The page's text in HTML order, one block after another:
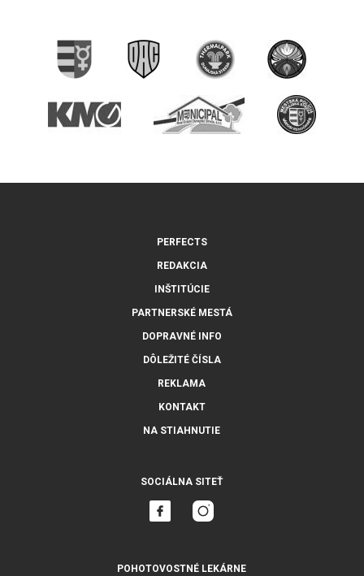
PERFECTS
REDAKCIA
INŠTITÚCIE
PARTNERSKÉ MESTÁ
DOPRAVNÉ INFO
DÔLEŽITÉ ČÍSLA
REKLAMA
KONTAKT
NA STIAHNUTIE
SOCIÁLNA SITEŤ
POHOTOVOSTNÉ LEKÁRNE